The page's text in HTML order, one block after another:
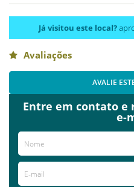
Já visitou este local?
Avaliações
AVALIE
Entre em contato e
e-